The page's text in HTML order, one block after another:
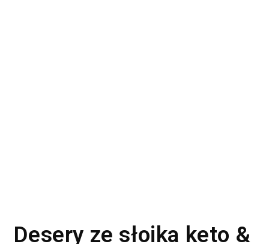
Desery ze słoika keto &